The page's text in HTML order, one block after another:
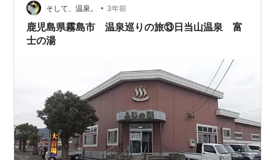
～23時 定…そして、温泉。 • 3年前
鹿児島県霧島市 温泉巡りの旅⑬日当山温泉 富
士の湯